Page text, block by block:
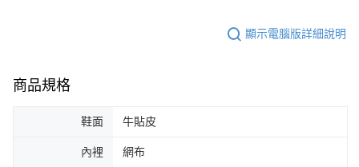
顯示電腦版詳細說明
商品規格
鞋面 牛貼皮
內裡 網布